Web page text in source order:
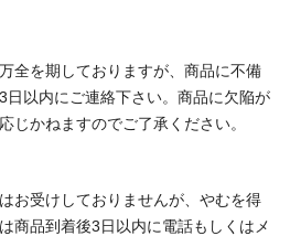
全を期しておりますが、商品に不備
日以内にご連絡下さい。商品に欠陥が
じかねますのでご了承ください。
お受けしておりませんが、やむを得
商品到着後3日以内に電話もしくはメ